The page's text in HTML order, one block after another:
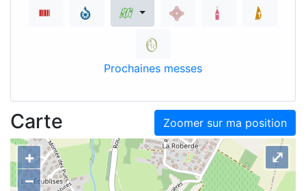
Prochaines messes
Zoomer sur ma position
Carte
+
–
⤢